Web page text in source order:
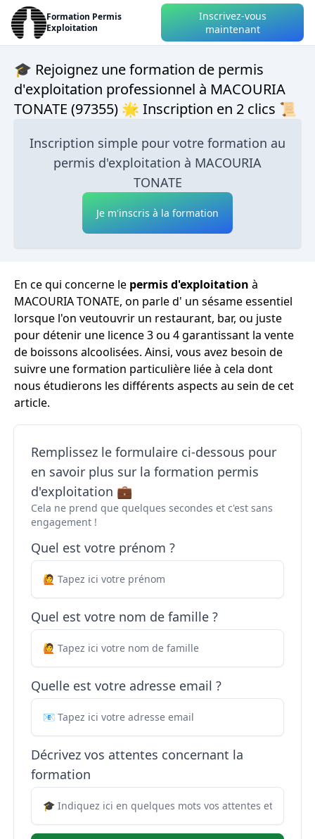
Formation Permis
Exploitation
Inscrivez-vous
maintenant
🎓 Rejoignez une formation de permis
d'exploitation professionnel à MACOURIA
TONATE (97355) 🌟 Inscription en 2 clics 📜
Inscription simple pour votre formation au
permis d'exploitation à MACOURIA
TONATE
Je m'inscris à la formation
En ce qui concerne le permis d'exploitation à
MACOURIA TONATE, on parle d' un sésame essentiel
lorsque l'on veutouvrir un restaurant, bar, ou juste
pour détenir une licence 3 ou 4 garantissant la vente
de boissons alcoolisées. Ainsi, vous avez besoin de
suivre une formation particulière liée à cela dont
nous étudierons les différents aspects au sein de cet
article.
Remplissez le formulaire ci-dessous pour
en savoir plus sur la formation permis
d'exploitation 💼
Cela ne prend que quelques secondes et c'est sans
engagement !
Quel est votre prénom ?
Quel est votre nom de famille ?
Quelle est votre adresse email ?
Décrivez vos attentes concernant la
formation